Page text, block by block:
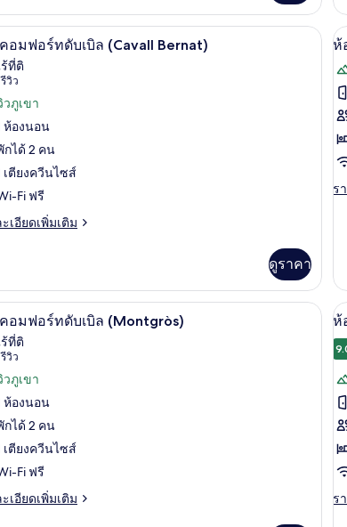
อร์ท
เกี่
กับ
ห้
ดั
ผ้าม่านกันแสง, ห้องเก็บเสียง, Wi-Fi ฟรี
าย
ด
ฟอร์ท
ล
ห้องคอมฟอร์ทดับเบิล (Cavall Bernat) |
อมฟอร์ทดับเบิล (Cavall Bernat)
จาก 10
ที่ติ
รีวิว
วิว)
วภูเขา
ห้องนอน
กได้ 2 คน
เตียงควีนไซส์
Fi ฟรี
เอียดเพิ่มเติม
อร์ท
ดูราคา
เ
เ
ก
ห้
ร
ร
ห้อง
เ
ก
พัก
เ
ผ้าม่านกันแสง, ห้องเก็บเสียง, Wi-Fi ฟรี
าย
ด
ฟอร์ท
ล
ห้องคอมฟอร์ทดับเบิล (Montgròs) | ผ้า
อมฟอร์ทดับเบิล (Montgròs)
จาก 10
ที่ติ
รีวิว
วิว)
วภูเขา
ห้องนอน
กได้ 2 คน
เตียงควีนไซส์
Fi ฟรี
เอียดเพิ่มเติม
เ
ภ
ทั้
ข
สี่
ห้
ร
ร